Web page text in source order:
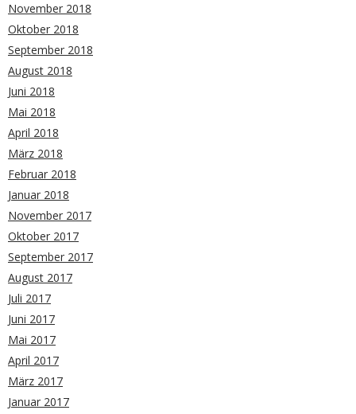
November 2018
Oktober 2018
September 2018
August 2018
Juni 2018
Mai 2018
April 2018
März 2018
Februar 2018
Januar 2018
November 2017
Oktober 2017
September 2017
August 2017
Juli 2017
Juni 2017
Mai 2017
April 2017
März 2017
Januar 2017